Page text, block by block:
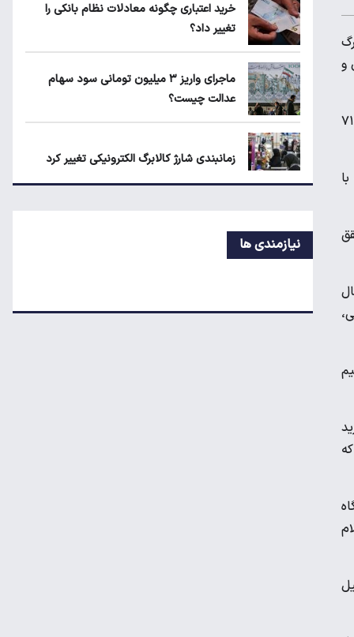
و
ایمان زنگنه با اشاره به مصوبه «دستورالعمل امنیت غذایی و بهبود معیشت مردم» گفت: از دی‌ماه گذشته طرح کالابرگ علاوه بر حدود ۷۱
عدالت چیست؟
زمانبندی‌ شارژ کالابرگ الکترونیکی تغییر کرد
خرید اعتباری چگونه معادلات نظام بانکی را
تغییر داد؟
ماجرای واریز ۳ میلیون تومانی سود سهام
عدالت چیست؟
زمانبندی‌ شارژ کالابرگ الکترونیکی تغییر کرد
بلاگرهای پردرآمد مشمول مالیات هستند
نیازمندی ها